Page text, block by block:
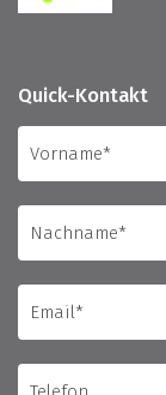
Quick-Kontakt